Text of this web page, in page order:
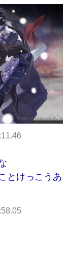
とけっこうあ